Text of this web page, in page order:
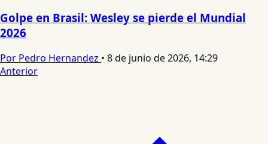
Golpe en Brasil: Wesley se pierde el Mundial
2026
Por Pedro Hernandez • 8 de junio de 2026, 14:29
Anterior